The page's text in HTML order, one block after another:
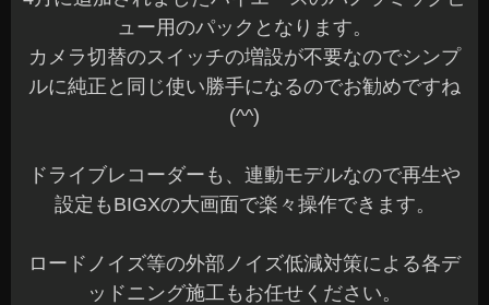
ュー用のパックとなります。
カメラ切替のスイッチの増設が不要なのでシンプ
ルに純正と同じ使い勝手になるのでお勧めですね
(^^)
ドライブレコーダーも、連動モデルなので再生や
設定もBIGXの大画面で楽々操作できます。
ロードノイズ等の外部ノイズ低減対策による各デ
ッドニング施工もお任せください。